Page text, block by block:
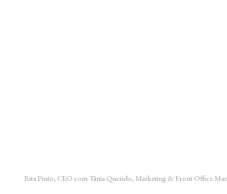
Rita Pinto, CEO com Tânia Querido, Marketing & Front Office